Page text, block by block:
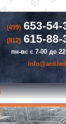
(499)653-54-
(812)615-88-
пн-вс с 7-00 до